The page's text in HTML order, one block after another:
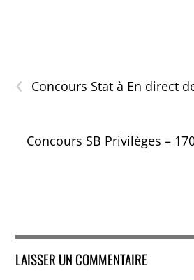
‹ Concours Stat à En direct
Concours SB Privilèges –
LAISSER UN COMMENTAIRE